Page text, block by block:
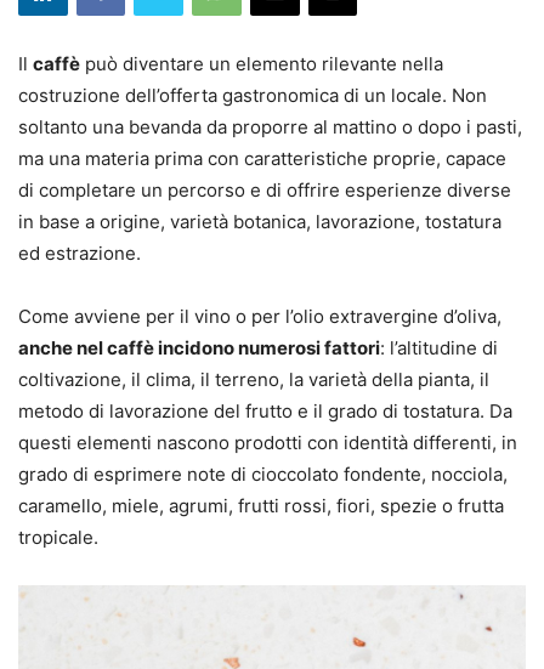
Il caffè può diventare un elemento rilevante nella
costruzione dell’offerta gastronomica di un locale. Non
soltanto una bevanda da proporre al mattino o dopo i pasti,
ma una materia prima con caratteristiche proprie, capace
di completare un percorso e di offrire esperienze diverse
in base a origine, varietà botanica, lavorazione, tostatura
ed estrazione.
Come avviene per il vino o per l’olio extravergine d’oliva,
anche nel caffè incidono numerosi fattori: l’altitudine di
coltivazione, il clima, il terreno, la varietà della pianta, il
metodo di lavorazione del frutto e il grado di tostatura. Da
questi elementi nascono prodotti con identità differenti, in
grado di esprimere note di cioccolato fondente, nocciola,
caramello, miele, agrumi, frutti rossi, fiori, spezie o frutta
tropicale.